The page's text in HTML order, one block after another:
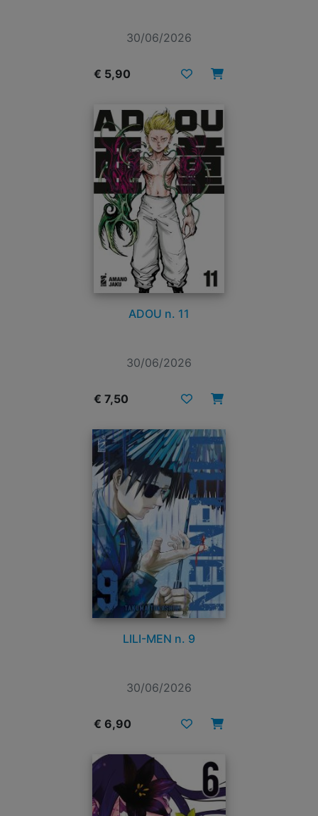
30/06/2026
€ 5,90
ADOU n. 11
30/06/2026
€ 7,50
LILI-MEN n. 9
30/06/2026
€ 6,90